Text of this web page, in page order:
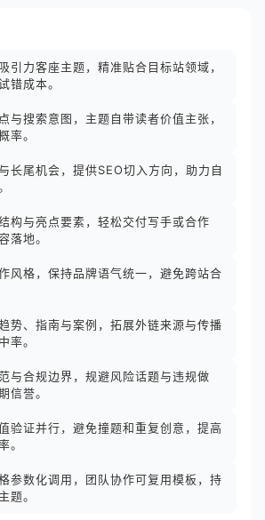
引力客座主题，精准贴合目标站领域，
错成本。
与搜索意图，主题自带读者价值主张，
率。
长尾机会，提供SEO切入方向，助力自
构与亮点要素，轻松交付写手或合作
落地。
风格，保持品牌语气统一，避免跨站合
势、指南与案例，拓展外链来源与传播
率。
与合规边界，规避风险话题与违规做
信誉。
验证并行，避免撞题和重复创意，提高
。
参数化调用，团队协作可复用模板，持
题。